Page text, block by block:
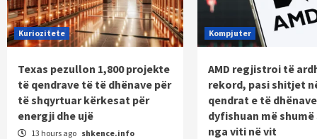
Kuriozitete
Texas pezullon 1,800 projekte
të qendrave të të dhënave për
të shqyrtuar kërkesat për
energji dhe ujë
13 hours ago shkence.info
Kompjuter
AMD regjistroi të
rekord, pasi shitjet
qendrat e të
dyfishuan më
nga viti në vit